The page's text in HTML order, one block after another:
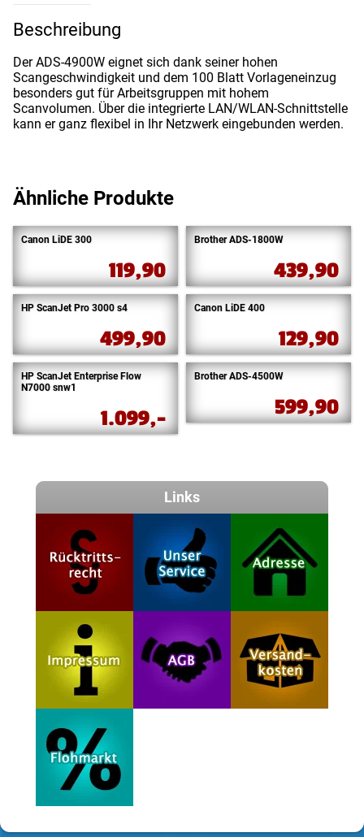
Beschreibung
Der ADS-4900W eignet sich dank seiner hohen
Scangeschwindigkeit und dem 100 Blatt Vorlageneinzug
besonders gut für Arbeitsgruppen mit hohem
Scanvolumen. Über die integrierte LAN/WLAN-Schnittstelle
kann er ganz flexibel in Ihr Netzwerk eingebunden werden.
Ähnliche Produkte
Canon LiDE 300
119,90
Brother ADS-1800W
439,90
HP ScanJet Pro 3000 s4
499,90
Canon LiDE 400
129,90
HP ScanJet Enterprise Flow
N7000 snw1
1.099,-
Brother ADS-4500W
599,90
Links